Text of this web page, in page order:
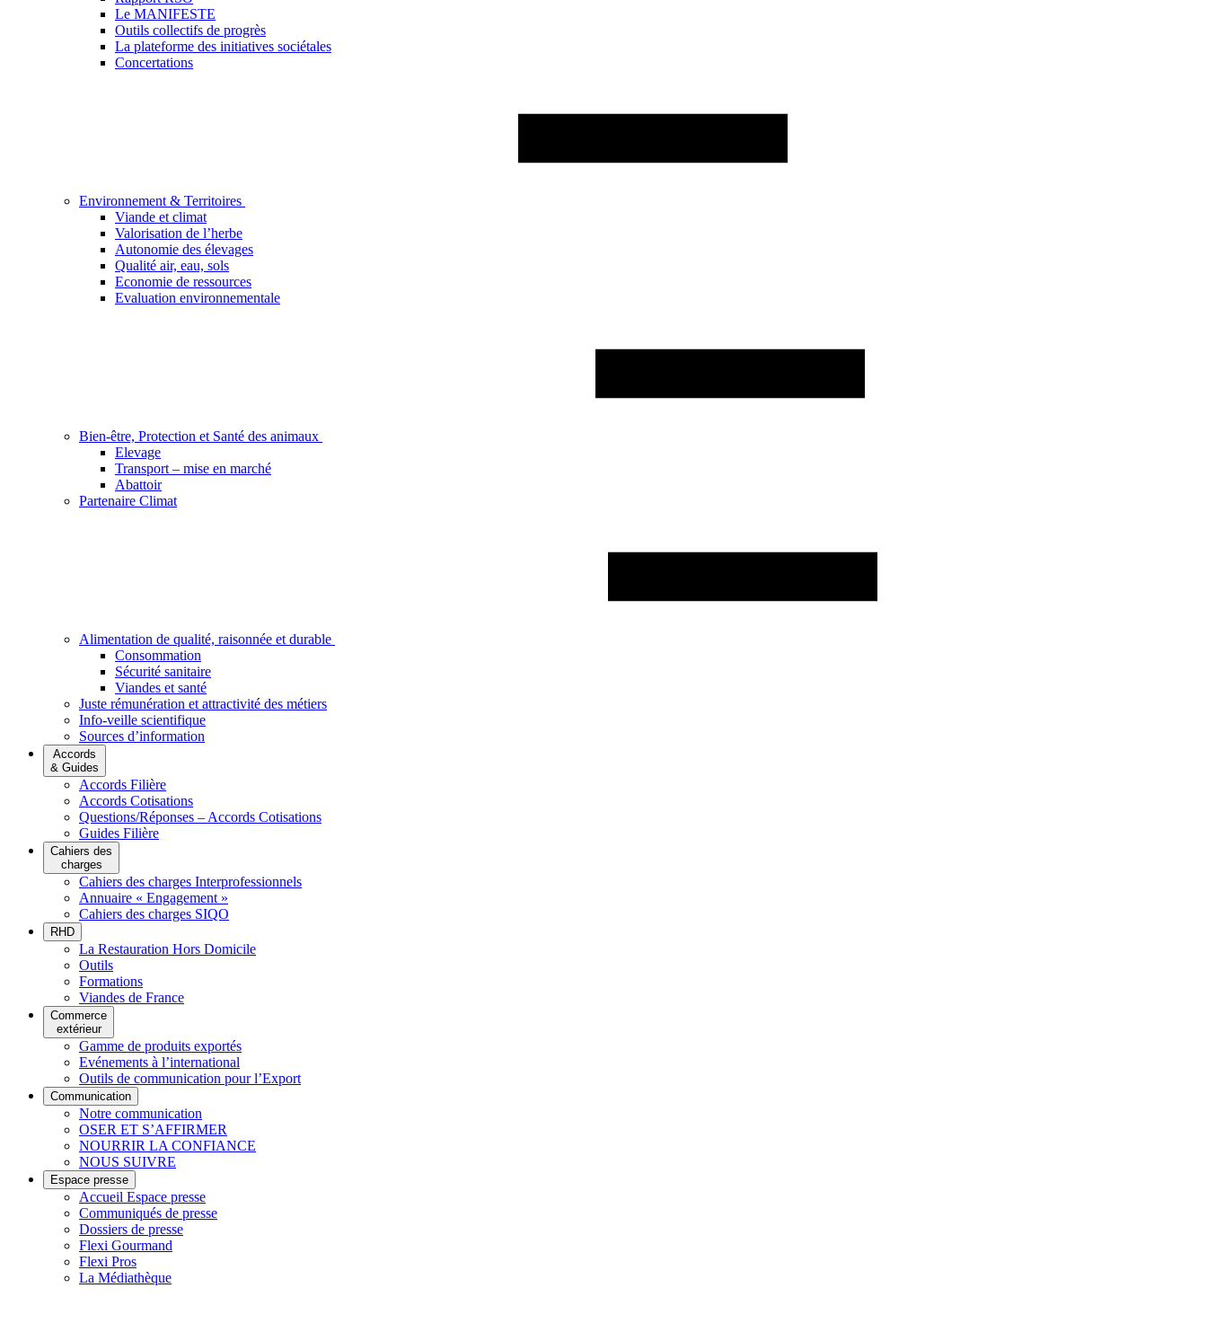
Le MANIFESTE
Outils collectifs de progrès
La plateforme des initiatives sociétales
Concertations
Environnement & Territoires
Viande et climat
Valorisation de l’herbe
Autonomie des élevages
Qualité air, eau, sols
Economie de ressources
Evaluation environnementale
Bien-être, Protection et Santé des animaux
Elevage
Transport – mise en marché
Abattoir
Partenaire Climat
Alimentation de qualité, raisonnée et durable
Consommation
Sécurité sanitaire
Viandes et santé
Juste rémunération et attractivité des métiers
Info-veille scientifique
Sources d’information
Accords
& Guides
Accords Filière
Accords Cotisations
Questions/Réponses – Accords Cotisations
Guides Filière
Cahiers des
charges
Cahiers des charges Interprofessionnels
Annuaire « Engagement »
Cahiers des charges SIQO
RHD
La Restauration Hors Domicile
Outils
Formations
Viandes de France
Commerce
extérieur
Gamme de produits exportés
Evénements à l’international
Outils de communication pour l’Export
Communication
Notre communication
OSER ET S’AFFIRMER
NOURRIR LA CONFIANCE
NOUS SUIVRE
Espace presse
Accueil Espace presse
Communiqués de presse
Dossiers de presse
Flexi Gourmand
Flexi Pros
La Médiathèque